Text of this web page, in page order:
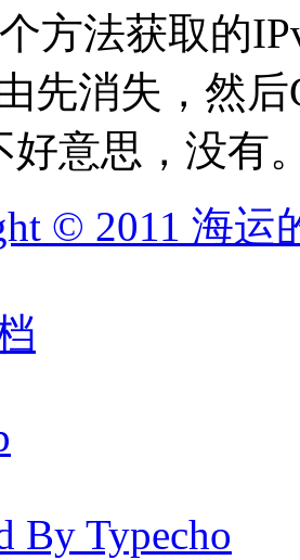
方法获取的
先消失，然
好意思，没有
© 2011 海运
By Typecho